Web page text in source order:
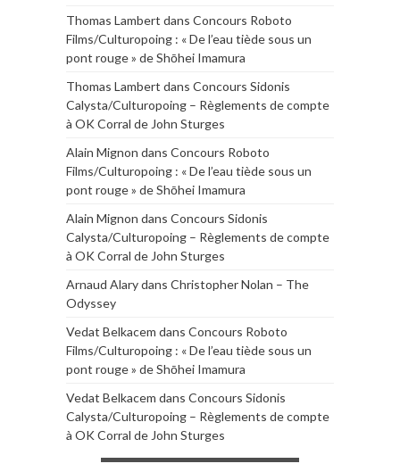
Thomas Lambert dans Concours Roboto
Films/Culturopoing : « De l’eau tiède sous un
pont rouge » de Shōhei Imamura
Thomas Lambert dans Concours Sidonis
Calysta/Culturopoing – Règlements de compte
à OK Corral de John Sturges
Alain Mignon dans Concours Roboto
Films/Culturopoing : « De l’eau tiède sous un
pont rouge » de Shōhei Imamura
Alain Mignon dans Concours Sidonis
Calysta/Culturopoing – Règlements de compte
à OK Corral de John Sturges
Arnaud Alarydans Christopher Nolan – The
Odyssey
Vedat Belkacem dans Concours Roboto
Films/Culturopoing : « De l’eau tiède sous un
pont rouge » de Shōhei Imamura
Vedat Belkacem dans Concours Sidonis
Calysta/Culturopoing – Règlements de compte
à OK Corral de John Sturges